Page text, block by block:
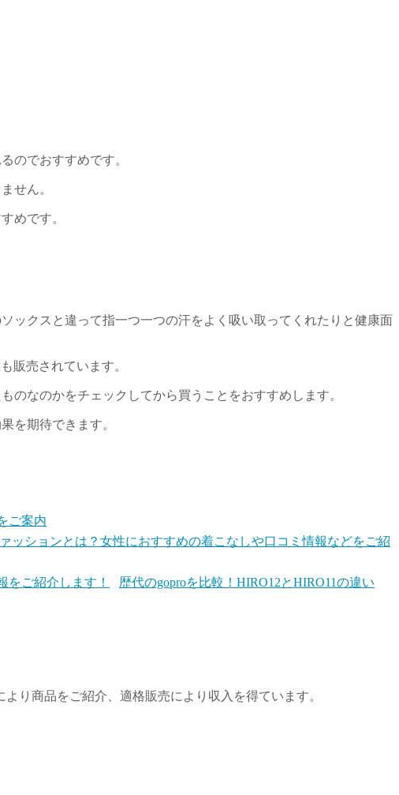
のでおすすめです。
せん。
めです。
ックスと違って指一つ一つの汗をよく吸い取ってくれたりと健康面
販売されています。
のなのかをチェックしてから買うことをおすすめします。
を期待できます。
ご案内
ッションとは？女性におすすめの着こなしや口コミ情報などをご紹
歴代のgoproを比較！HIRO12とHIRO11の違い
り商品をご紹介、適格販売により収入を得ています。